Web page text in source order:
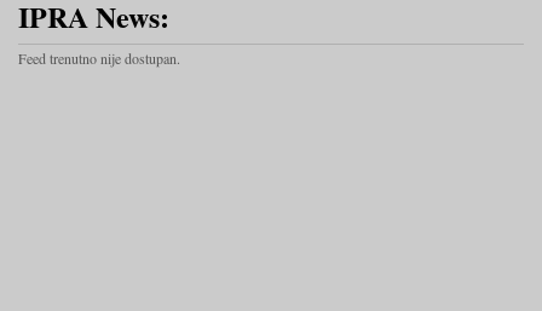
IPRA News:
Feed trenutno nije dostupan.